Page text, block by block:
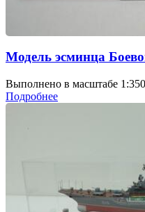
Модель эсминца
Выполнено в масштабе 1:350
Подробнее